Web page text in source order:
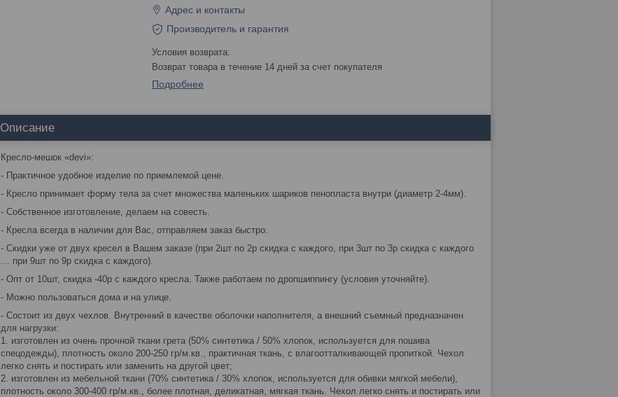
Адрес и контакты
Производитель и гарантия
возврат товара в течение 14 дней за счет покупателя
Подробнее
Описание
Кресло-мешок «devi»:
- Практичное удобное изделие по приемлемой цене.
- Кресло принимает форму тела за счет множества маленьких шариков пенопласта внутри (диаметр 2-4мм).
- Собственное изготовление, делаем на совесть.
- Кресла всегда в наличии для Вас, отправляем заказ быстро.
- Скидки уже от двух кресел в Вашем заказе (при 2шт по 2р скидка с каждого, при 3шт по 3р скидка с каждого
… при 9шт по 9р скидка с каждого).
- Опт от 10шт, скидка -40р с каждого кресла. Также работаем по дропшиппингу (условия уточняйте).
- Можно пользоваться дома и на улице.
- Состоит из двух чехлов. Внутренний в качестве оболочки наполнителя, а внешний съемный предназначен
для нагрузки:
1. изготовлен из очень прочной ткани грета (50% синтетика / 50% хлопок, используется для пошива
спецодежды), плотность около 200-250 гр/м.кв., практичная ткань, с влагоотталкивающей пропиткой. Чехол
легко снять и постирать или заменить на другой цвет;
2. изготовлен из мебельной ткани (70% синтетика / 30% хлопок, используется для обивки мягкой мебели),
плотность около 300-400 гр/м.кв., более плотная, деликатная, мягкая ткань. Чехол легко снять и постирать или